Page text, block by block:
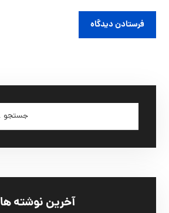
آخرین نوشته ها